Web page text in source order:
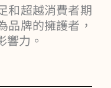
和超越消費者期
品牌的擁護者，
響力。